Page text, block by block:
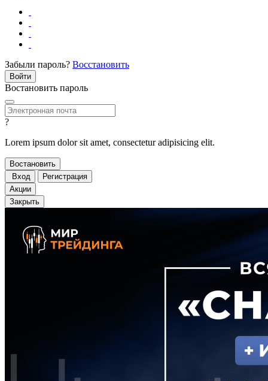
Забыли пароль? Восстановить
Востановить пароль
?
Lorem ipsum dolor sit amet, consectetur adipisicing elit.
Вход
Регистрация
Акции
Закрыть